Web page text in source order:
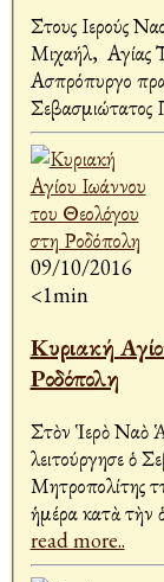
Στους Ιερούς Ναούς
Μιχαήλ, Αγίας Τριάδος και Αγίου Κωνσταντίνου στον
Ασπρόπυργο
Σεβασμιώτατος
09/10/2016
<1min
Κυριακή
Ροδόπολη
Στὸν Ἱερὸ Ναὸ
λειτούργησε ὁ
Μητροπολίτης
ἡμέρα κατὰ τὴν
read more..